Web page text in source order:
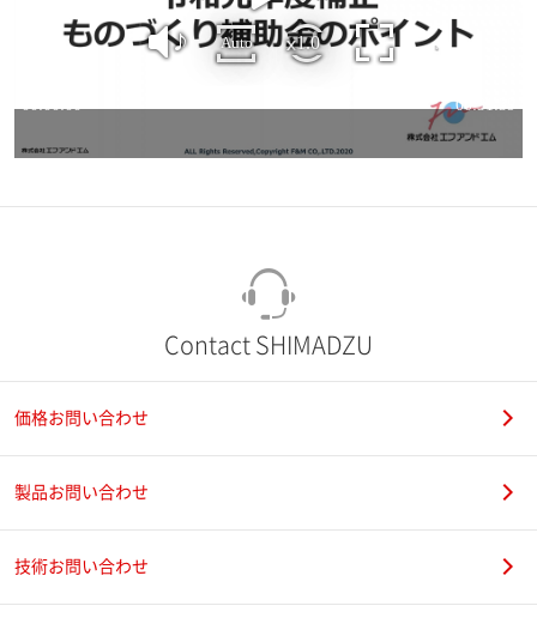
Contact SHIMADZU
価格お問い合わせ
製品お問い合わせ
技術お問い合わせ